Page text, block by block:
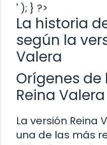
' ); } ?>
La historia
según la
Valera
Orígenes de
Reina Valera
La versión Reina
una de las más